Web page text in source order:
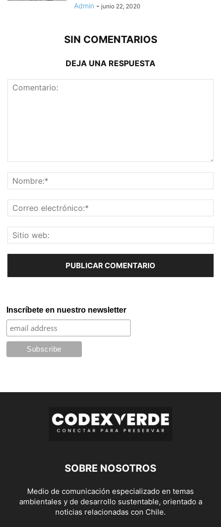
Admin - junio 22, 2020
SIN COMENTARIOS
DEJA UNA RESPUESTA
Inscríbete en nuestro newsletter
SOBRE NOSOTROS
Medio de comunicación especializado en temas
ambientales y de desarrollo sustentable, orientado a
noticias relacionadas con Chile.